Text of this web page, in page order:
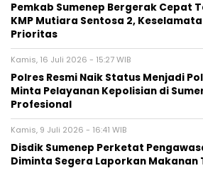
Pemkab Sumenep Bergerak Cepat
KMP Mutiara Sentosa 2,
Prioritas
Kamis, 16 Juli 2026 - 15:27 WIB
Polres Resmi Naik Status Menjadi
Minta Pelayanan Kepolisian di
Profesional
Kamis, 9 Juli 2026 - 16:41 WIB
Disdik Sumenep Perketat
Diminta Segera Laporkan Makanan